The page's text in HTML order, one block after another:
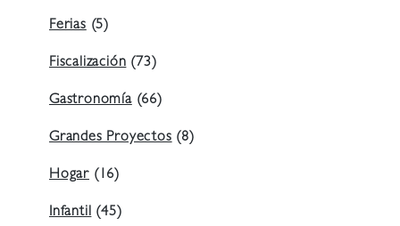
Ferias(5)
Fiscalización(73)
Gastronomía(66)
Grandes Proyectos(8)
Hogar (16)
Infantil(45)